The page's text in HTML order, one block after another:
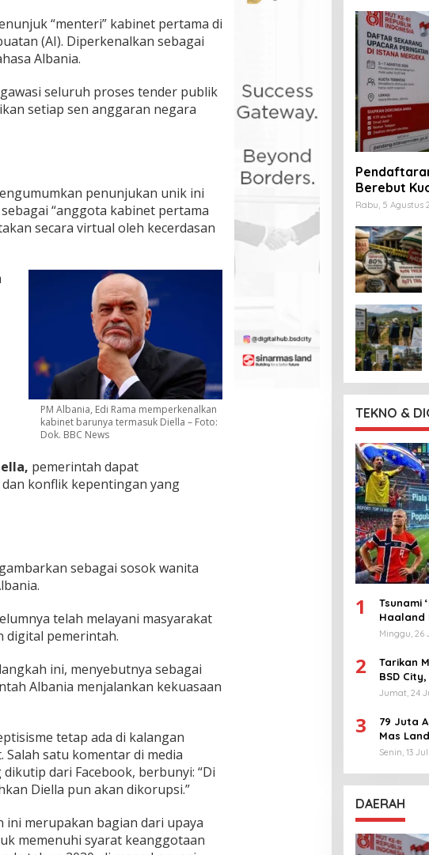
“menteri” kabinet pertama di
(AI). Diperkenalkan sebagai
Albania.
seluruh proses tender publik
setiap sen anggaran negara
penunjukan unik ini
“anggota kabinet pertama
secara virtual oleh kecerdasan
PM Albania, Edi Rama memperkenalkan
kabinet barunya termasuk Diella – Foto:
Dok. BBC News
pemerintah dapat
konflik kepentingan yang
sebagai sosok wanita
telah melayani masyarakat
digital pemerintah.
ini, menyebutnya sebagai
Albania menjalankan kekuasaan
tetap ada di kalangan
Salah satu komentar di media
dikutip dari Facebook, berbunyi: “Di
Diella pun akan dikorupsi.”
ini merupakan bagian dari upaya
memenuhi syarat keanggotaan
Berebut
Rabu, 5 Agustus
TEKNO &
1
Tsunami
Haaland
Bikin
Minggu, 26
2
Tarikan
BSD
Jumat, 24
3
79 Juta
Mas
Ratusan
Senin, 13
DAERAH